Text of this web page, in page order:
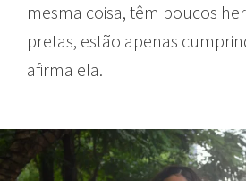
mesma coisa, têm poucos
pretas, estão apenas
afirma ela.